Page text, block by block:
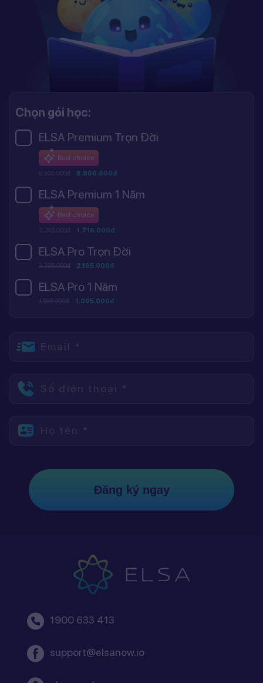
Chọn gói học:
ELSA Premium Trọn Đời
Best choice
8.800.000đ 8.800.000đ
ELSA Premium 1 Năm
Best choice
2.745.000đ 1.716.000đ
ELSA Pro Trọn Đời
3.395.000đ 2.195.000đ
ELSA Pro 1 Năm
1.595.000đ 1.095.000đ
Email *
Số điện thoại *
Họ tên *
Đăng ký ngay
1900 633 413
support@elsanow.io